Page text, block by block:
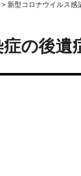
> 新型コロナウイルス感
の後遺